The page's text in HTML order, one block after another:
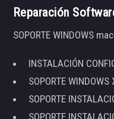
Reparación
SOPORTE WINDOWS
INSTALACIÓN
SOPORTE
SOPORTE
SOPORTE